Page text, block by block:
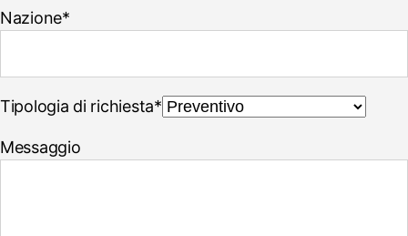
Nazione*
Tipologia di richiesta*
Messaggio